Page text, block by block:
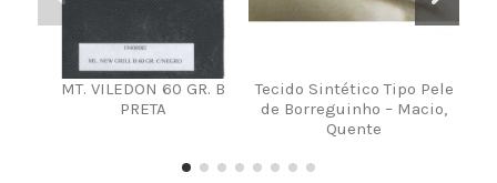
MT. VILEDON 60 GR. B
PRETA
Tecido Sintético Tipo Pele
de Borreguinho – Macio,
Quente